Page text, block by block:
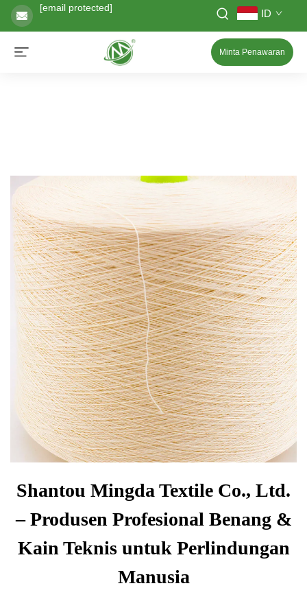
[email protected] ID
Minta Penawaran
Shantou Mingda Textile Co., Ltd.
– Produsen Profesional Benang &
Kain Teknis untuk Perlindungan
Manusia